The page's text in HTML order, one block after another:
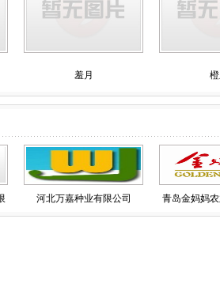
羞月
河北万嘉种业有限公司 青岛金妈妈